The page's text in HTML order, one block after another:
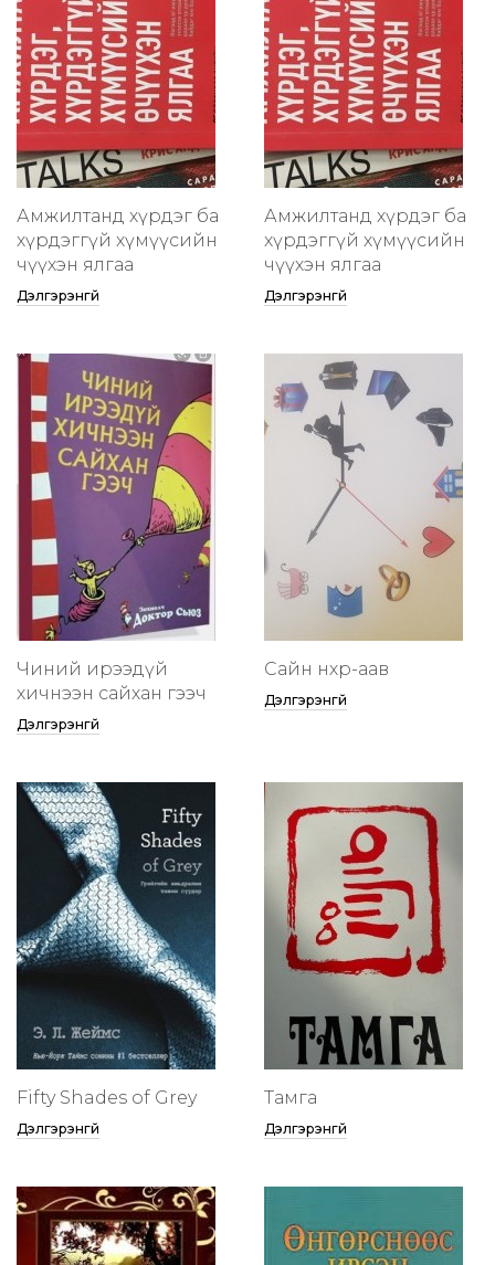
Амжилтанд хүрдэг ба
хүрдэггүй хүмүүсийн
өчүүхэн ялгаа
Дэлгэрэнгүй
Амжилтанд хүрдэг ба
хүрдэггүй хүмүүсийн
өчүүхэн ялгаа
Дэлгэрэнгүй
Чиний ирээдүй
хичнээн сайхан гээч
Дэлгэрэнгүй
Сайн нөхөр-аав
Дэлгэрэнгүй
Fifty Shades of Grey
Дэлгэрэнгүй
Тамга
Дэлгэрэнгүй